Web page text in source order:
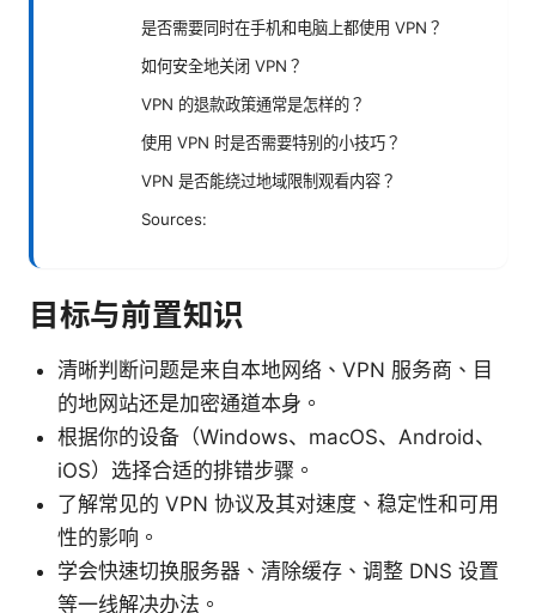
是否需要同时在手机和电脑上都使用 VPN？
如何安全地关闭 VPN？
VPN 的退款政策通常是怎样的？
使用 VPN 时是否需要特别的小技巧？
VPN 是否能绕过地域限制观看内容？
Sources:
目标与前置知识
清晰判断问题是来自本地网络、VPN 服务商、目
的地网站还是加密通道本身。
根据你的设备（Windows、macOS、Android、
iOS）选择合适的排错步骤。
了解常见的 VPN 协议及其对速度、稳定性和可用
性的影响。
学会快速切换服务器、清除缓存、调整 DNS 设置
等一线解决办法。